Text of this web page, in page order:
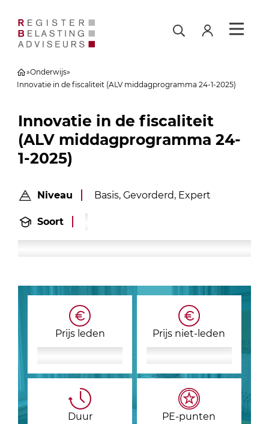
»Onderwijs»
Innovatie in de fiscaliteit (ALV middagprogramma 24-1-2025)
Innovatie in de fiscaliteit
(ALV middagprogramma 24-
1-2025)
Niveau Basis, Gevorderd, Expert
Soort
Prijs leden Prijs niet-leden
Duur
PE-punten